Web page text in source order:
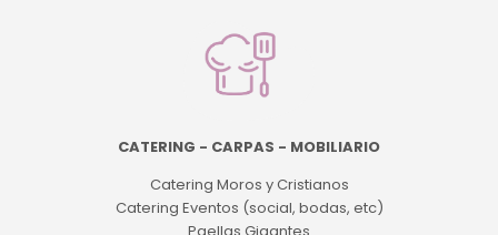
CATERING - CARPAS - MOBILIARIO
Catering Moros y Cristianos
Catering Eventos (social, bodas, etc)